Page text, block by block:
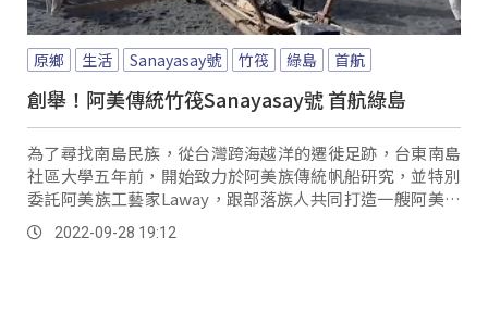
原鄉 生活 Sanayasay號 竹筏 綠島 首航
創舉！阿美傳統竹筏Sanayasay號 首航綠島
為了尋找南島民族，從台灣跨海越洋的遷徙足跡，台東南島
社區大學五年前，開始致力於阿美族傳統帆船研究，並特別
委託阿美族工藝家Laway，跟部落族人共同打造一艘阿美族
傳統竹筏Sanayasay號，28號從東...。
2022-09-28 19:12